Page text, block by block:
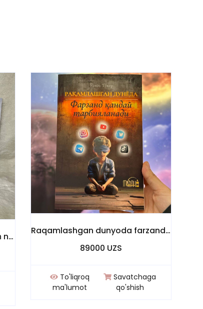
"Aldanganlar" va "Uni poklagan najot topur" kitoblari to'plami!
Raqamlashgan dunyoda farzand qanday tarbiyalanadi "Farzandlarimizni ximoya qilish o'z qo'limizda"
89000 UZS
To'liqroq
ma'lumot
Savatchaga
qo'shish